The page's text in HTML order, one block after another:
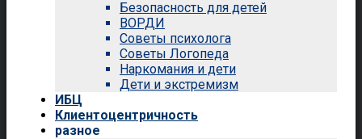
Безопасность для детей
ВОРДИ
Советы психолога
Советы Логопеда
Наркомания и дети
Дети и экстремизм
ИБЦ
Клиентоцентричность
разное